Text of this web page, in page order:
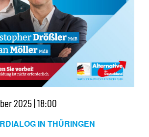
IN THÜRINGEN
2025 | 18:00